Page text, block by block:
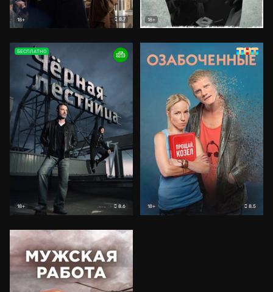
18+ 8.7 18+
18+ 8.6
БЕСПЛАТНО
18+ 8.5